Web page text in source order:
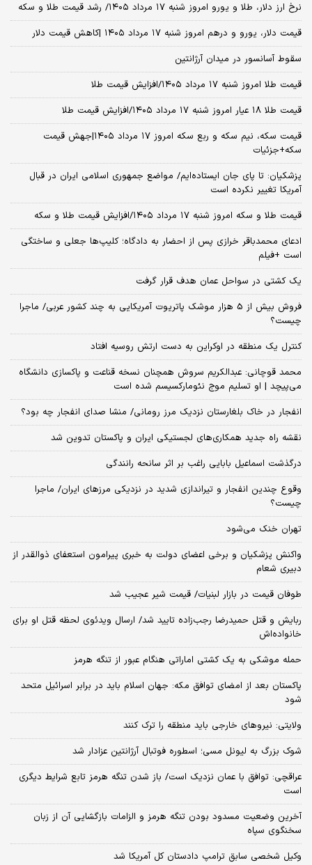
نرخ ارز دلار، طلا و یورو امروز شنبه ۱۷ مرداد ۱۴۰۵/ رشد قیمت طلا و سکه
قیمت دلار، یورو و درهم امروز شنبه ۱۷ مرداد ۱۴۰۵ |کاهش قیمت دلار
سقوط آسانسور در میدان آرژانتین
قیمت طلا امروز شنبه ۱۷ مرداد ۱۴۰۵/افزایش قیمت طلا
قیمت طلا ۱۸ عیار امروز شنبه ۱۷ مرداد ۱۴۰۵/افزایش قیمت طلا
قیمت سکه، نیم سکه و ربع سکه امروز ۱۷ مرداد ۱۴۰۵|جهش قیمت
سکه+جزئیات
پزشکیان: تا پای جان ایستاده‌ایم/ مواضع جمهوری اسلامی ایران در قبال
آمریکا تغییر نکرده است
قیمت طلا و سکه امروز شنبه ۱۷ مرداد ۱۴۰۵/افزایش قیمت طلا و سکه
ادعای محمدباقر خرازی پس از احضار به دادگاه؛ کلیپ‌ها جعلی و ساختگی
است +فیلم
یک کشتی در سواحل عمان هدف قرار گرفت
فروش بیش از 5 هزار موشک پاتریوت آمریکایی به چند کشور عربی/ ماجرا
چیست؟
کنترل یک منطقه در اوکراین به دست ارتش روسیه افتاد
محمد قوچانی: عبدالکریم سروش همچنان نسخه قناعت و پاکسازی دانشگاه
می‌پیچد | او تسلیم موج نئومارکسیسم شده است
انفجار در خاک بلغارستان نزدیک مرز رومانی/ منشا صدای انفجار چه بود؟
نقشه راه جدید همکاری‌های لجستیکی ایران و پاکستان تدوین شد
درگذشت اسماعیل بابایی راغب بر اثر سانحه رانندگی
وقوع چندین انفجار و تیراندازی شدید در نزدیکی مرز‌های ایران/ ماجرا
چیست؟
تهران خنک می‌شود
واکنش پزشکیان و برخی اعضای دولت به خبری پیرامون استعفای ذوالقدر از
دبیری شعام
طوفان قیمت در بازار لبنیات/ قیمت شیر عجیب شد
ربایش و قتل حمیدرضا رجب‌زاده تایید شد/ ارسال ویدئوی لحظه قتل او برای
خانواده‌اش
حمله موشکی به یک کشتی اماراتی هنگام عبور از تنگه هرمز
پاکستان بعد از امضای توافق مکه: جهان اسلام باید در برابر اسرائیل متحد
شود
ولایتی: نیروهای خارجی باید منطقه را ترک کنند
شوک بزرگ به لیونل مسی؛ اسطوره فوتبال آرژانتین عزادار شد
عراقچی: توافق با عمان نزدیک است/ باز شدن تنگه هرمز تابع شرایط دیگری
است
آخرین وضعیت مسدود بودن تنگه هرمز و الزامات بازگشایی آن از زبان
سخنگوی سپاه
وکیل شخصی سابق ترامپ دادستان کل آمریکا شد